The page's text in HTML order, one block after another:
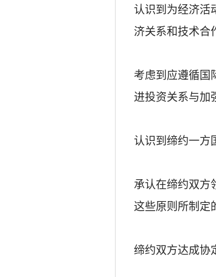
认识到为经济活
济关系和技术合
考虑到应遵循国
进投资关系与加
认识到缔约一方
承认在缔约双方
这些原则所制定
缔约双方达成协